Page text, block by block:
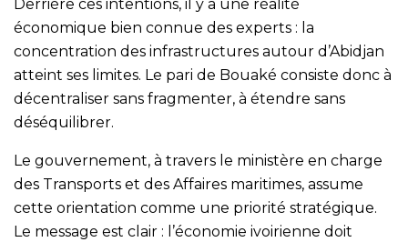
Derrière ces intentions, il y a une réalité
économique bien connue des experts : la
concentration des infrastructures autour d’Abidjan
atteint ses limites. Le pari de Bouaké consiste donc à
décentraliser sans fragmenter, à étendre sans
déséquilibrer.
Le gouvernement, à travers le ministère en charge
des Transports et des Affaires maritimes, assume
cette orientation comme une priorité stratégique.
Le message est clair : l’économie ivoirienne doit